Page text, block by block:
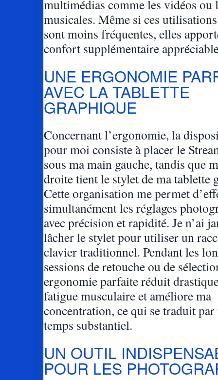
multimédias comme les vidéos ou
musicales. Même si ces
sont moins fréquentes, elles
confort supplémentaire
UNE ERGONOMIE
AVEC LA TABLETTE
GRAPHIQUE
Concernant l’ergonomie, la
pour moi consiste à placer le
sous ma main gauche, tandis que
droite tient le stylet de ma tablette
Cette organisation me permet
simultanément les réglages
avec précision et rapidité. Je n’ai
lâcher le stylet pour utiliser un
clavier traditionnel. Pendant les
sessions de retouche ou de
ergonomie parfaite réduit
fatigue musculaire et améliore ma
concentration, ce qui se traduit par
temps substantiel.
UN OUTIL
POUR LES